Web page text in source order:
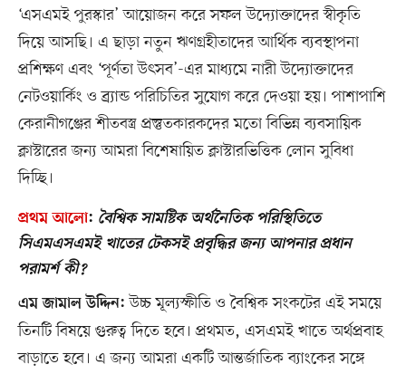
‘এসএমই পুরস্কার’ আয়োজন করে সফল উদ্যোক্তাদের স্বীকৃতি
দিয়ে আসছি। এ ছাড়া নতুন ঋণগ্রহীতাদের আর্থিক ব্যবস্থাপনা
প্রশিক্ষণ এবং ‘পূর্ণতা উৎসব’-এর মাধ্যমে নারী উদ্যোক্তাদের
নেটওয়ার্কিং ও ব্র্যান্ড পরিচিতির সুযোগ করে দেওয়া হয়। পাশাপাশি
কেরানীগঞ্জের শীতবস্ত্র প্রস্তুতকারকদের মতো বিভিন্ন ব্যবসায়িক
ক্লাস্টারের জন্য আমরা বিশেষায়িত ক্লাস্টারভিত্তিক লোন সুবিধা
দিচ্ছি।
প্রথম আলো: বৈশ্বিক সামষ্টিক অর্থনৈতিক পরিস্থিতিতে
সিএমএসএমই খাতের টেকসই প্রবৃদ্ধির জন্য আপনার প্রধান
পরামর্শ কী?
এম জামাল উদ্দিন: উচ্চ মূল্যস্ফীতি ও বৈশ্বিক সংকটের এই সময়ে
তিনটি বিষয়ে গুরুত্ব দিতে হবে। প্রথমত, এসএমই খাতে অর্থপ্রবাহ
বাড়াতে হবে। এ জন্য আমরা একটি আন্তর্জাতিক ব্যাংকের সঙ্গে